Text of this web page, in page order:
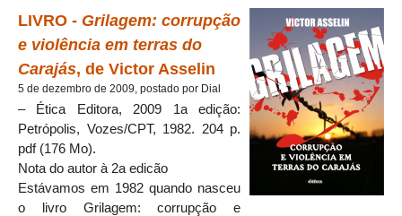
LIVRO - Grilagem: corrupção
e violência em terras do
Carajás, de Victor Asselin
5 de dezembro de 2009, postado por Dial
– Ética Editora, 2009 1a edição:
Petrópolis, Vozes/CPT, 1982. 204 p.
pdf (176 Mo).
Nota do autor à 2a edicão
Estávamos em 1982 quando nasceu
o livro Grilagem: corrupção e